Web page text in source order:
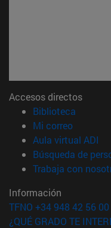
Accesos directos
Biblioteca
Mi correo(abre en
Aula virtual ADI
Búsqueda de
Trabaja con
Información
TFNO +34 948 42 56 00
¿QUÉ GRADO TE